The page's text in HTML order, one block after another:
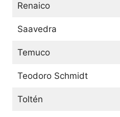
Renaico
Saavedra
Temuco
Teodoro Schmidt
Toltén